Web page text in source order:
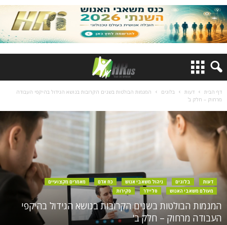
דף הבית דעות בלוגים
המגמות הבולטות בשנים הקרובות בנושא הגידול בהיקפי העבודה
מרחוק – חלק ב'
דעות בלוגים ניהול משאבי אנוש כח אדם
מאמרים מקצועיים
מעולם משאבי האנוש
סליידר סקירות
המגמות הבולטות בשנים הקרובות בנושא הגידול בהיקפי
העבודה מרחוק – חלק ב'